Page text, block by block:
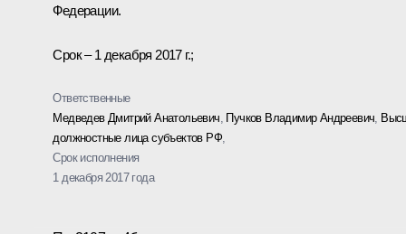
Федерации.
Срок – 1 декабря 2017 г.;
Ответственные
Медведев Дмитрий Анатольевич Пучков Владимир Андреевич
должностные лица субъектов РФ,
Срок исполнения
1 декабря 2017 года